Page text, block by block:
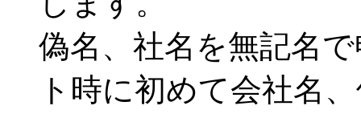
偽名、社名を無記名
ト時に初めて会社名